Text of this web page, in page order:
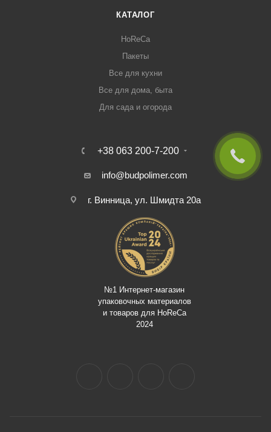
КАТАЛОГ
HoReCa
Пакеты
Все для кухни
Все для дома, быта
Для сада и огорода
+38 063 200-7-200
info@budpolimer.com
г. Винница, ул. Шмидта 20а
№1 Интернет-магазин
упаковочных материалов
и товаров для HoReCa
2024